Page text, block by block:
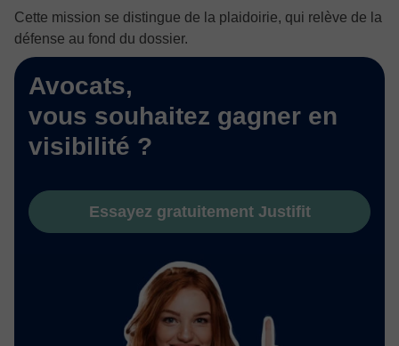
Cette mission se distingue de la plaidoirie, qui relève de la
défense au fond du dossier.
Avocats,
vous souhaitez gagner en
visibilité ?
Essayez gratuitement Justifit